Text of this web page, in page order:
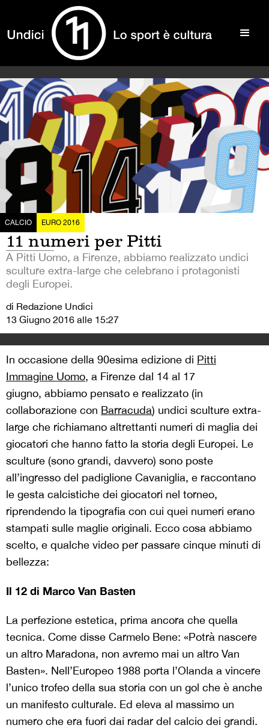
CALCIO EURO 2016
11 numeri per Pitti
A Pitti Uomo, a Firenze, abbiamo realizzato undici
sculture extra-large che celebrano i protagonisti
degli Europei.
di Redazione Undici
13 Giugno 2016 alle 15:27
In occasione della 90esima edizione di Pitti
Immagine Uomo, a Firenze dal 14 al 17
giugno, abbiamo pensato e realizzato (in
collaborazione con Barracuda) undici sculture extra-
large che richiamano altrettanti numeri di maglia dei
giocatori che hanno fatto la storia degli Europei. Le
sculture (sono grandi, davvero) sono poste
all’ingresso del padiglione Cavaniglia, e raccontano
le gesta calcistiche dei giocatori nel torneo,
riprendendo la tipografia con cui quei numeri erano
stampati sulle maglie originali. Ecco cosa abbiamo
scelto, e qualche video per passare cinque minuti di
bellezza:
Il 12 di Marco Van Basten
La perfezione estetica, prima ancora che quella
tecnica. Come disse Carmelo Bene: «Potrà nascere
un altro Maradona, non avremo mai un altro Van
Basten». Nell’Europeo 1988 porta l’Olanda a vincere
l’unico trofeo della sua storia con un gol che è anche
un manifesto culturale. Ed eleva al massimo un
numero che era fuori dai radar del calcio dei grandi.